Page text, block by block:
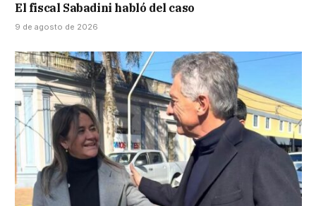
El fiscal Sabadini habló del caso
9 de agosto de 2026